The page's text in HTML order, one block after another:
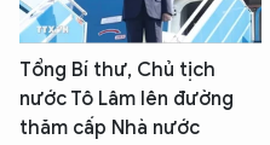
Tổng Bí thư, Chủ tịch
nước Tô Lâm lên đường
thăm cấp Nhà nước